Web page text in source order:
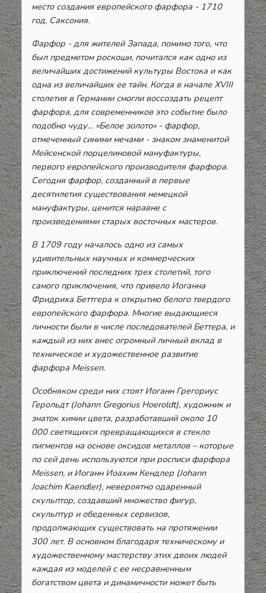
место создания европейского фарфора - 1710
год, Саксония.
Фарфор - для жителей Запада, помимо того, что
был предметом роскоши, почитался как одно из
величайших достижений культуры Востока и как
одна из величайших ее тайн. Когда в начале XVIII
столетия в Германии смогли воссоздать рецепт
фарфора, для современников это событие было
подобно чуду… «Белое золото» - фарфор,
отмеченный синими мечами - знаком знаменитой
Мейсенской порцелиновой мануфактуры,
первого европейского производителя фарфора.
Сегодня фарфор, созданный в первые
десятилетия существования немецкой
мануфактуры, ценится наравне с
произведениями старых восточных мастеров.
В 1709 году началось одно из самых
удивительных научных и коммерческих
приключений последних трех столетий, того
самого приключения, что привело Иоганна
Фридриха Беттгера к открытию белого твердого
европейского фарфора. Многие выдающиеся
личности были в числе последователей Беттера, и
каждый из них внес огромный личный вклад в
техническое и художественное развитие
фарфора Meissen.
Особняком среди них стоят Иоганн Грегориус
Герольдт (Johann Gregorius Hoeroldt), художник и
знаток химии цвета, разработавший около 10
000 светящихся превращающихся в стекло
пигментов на основе оксидов металлов – которые
по сей день используются при росписи фарфора
Meissen, и Иоганн Иоахим Кендлер (Johann
Joachim Kaendler), невероятно одаренный
скульптор, создавший множество фигур,
скульптур и обеденных сервизов,
продолжающих существовать на протяжении
300 лет. В основном благодаря техническому и
художественному мастерству этих двоих людей
каждая из моделей с ее несравненным
богатством цвета и динамичности может быть